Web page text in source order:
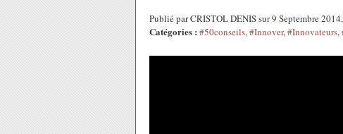
Publié par CRISTOL DENIS sur 9 Septembre
Catégories : #50conseils,#Innover,#Innovateurs,